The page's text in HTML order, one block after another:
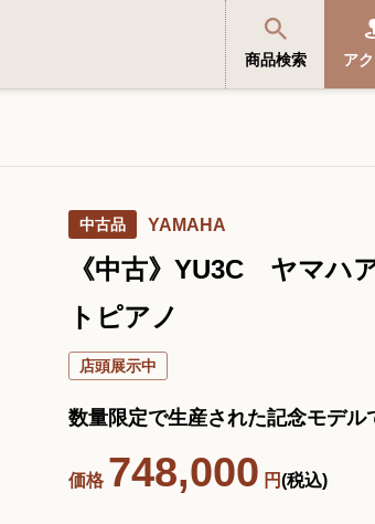
商品検索 ア
便利なサービス
開成館を知る
音楽教室・イベント情報
サポート・購入特典
中古品 YAMAHA
《中古》YU3C ヤマハ
トピアノ
店頭展示中
数量限定で生産された記念モデル
価格 748,000 円(税込)